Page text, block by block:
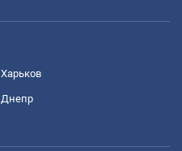
Харьков
Днепр